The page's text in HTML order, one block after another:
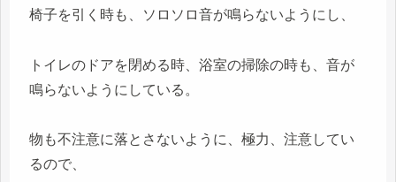
椅子を引く時も、ソロソロ音が鳴らないようにし、
トイレのドアを閉める時、浴室の掃除の時も、音が
鳴らないようにしている。
物も不注意に落とさないように、極力、注意してい
るので、